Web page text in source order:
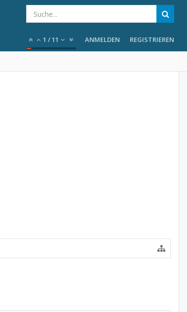
1 /11 ANMELDEN REGISTRIEREN